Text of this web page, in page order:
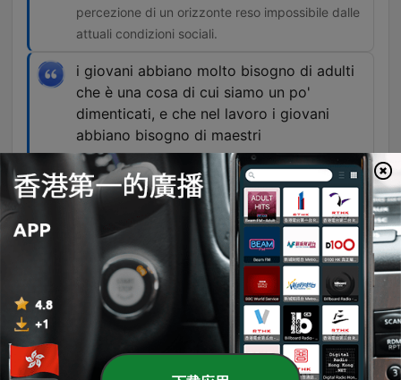
percezione di un orizzonte reso impossibile dalle
attuali condizioni sociali.
i giovani abbiano molto bisogno di adulti
che è una cosa di cui siamo un po'
dimenticati, e che nel lavoro i giovani
abbiano bisogno di maestri
00:42:39 · Francesco Seghezzi propone
l'investimento nell'apprendistato per ricreare un
legame formativo tra generazioni attraverso la
figura del maestro.
單集
- Puntata del 06/08/2026
L'episodio analizza la crisi demografica italiana, esaminando il passaggio da una società giovane a un 'degiovanimento' che minaccia la sostenibilità del lavoro, delle pensioni e della contrattazione collettiva. Gli esperti discutono l'impatto dell'invecchiamento e le sfide poste dall'automazione tecnologica e dalle disparità di genere. Il dibattito approfondisce inoltre il tema dell'occupazione femminile, evidenziando come i carichi di cura e la mancanza di servizi penalizzino la carriera delle donne. In conclusione, vengono proposte soluzioni strutturali che includono il potenziamento dell'apprendistato, un welfare più inclusivo e politiche mirate a sostenere la natalità e l'integrazione generazionale.